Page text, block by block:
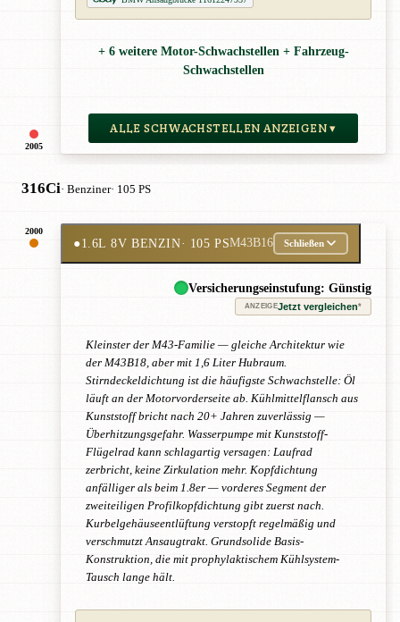
2005
+ 6 weitere Motor-Schwachstellen + Fahrzeug-
Schwachstellen
ALLE SCHWACHSTELLEN ANZEIGEN ▾
316Ci· Benziner· 105 PS
2000
●1.6L 8V BENZIN· 105 PSM43B16 Schließen
Versicherungseinstufung: Günstig
ANZEIGEJetzt vergleichen*
Kleinster der M43-Familie — gleiche Architektur wie
der M43B18, aber mit 1,6 Liter Hubraum.
Stirndeckeldichtung ist die häufigste Schwachstelle: Öl
läuft an der Motorvorderseite ab. Kühlmittelflansch aus
Kunststoff bricht nach 20+ Jahren zuverlässig —
Überhitzungsgefahr. Wasserpumpe mit Kunststoff-
Flügelrad kann schlagartig versagen: Laufrad
zerbricht, keine Zirkulation mehr. Kopfdichtung
anfälliger als beim 1.8er — vorderes Segment der
zweiteiligen Profilkopfdichtung gibt zuerst nach.
Kurbelgehäuseentlüftung verstopft regelmäßig und
verschmutzt Ansaugtrakt. Grundsolide Basis-
Konstruktion, die mit prophylaktischem Kühlsystem-
Tausch lange hält.